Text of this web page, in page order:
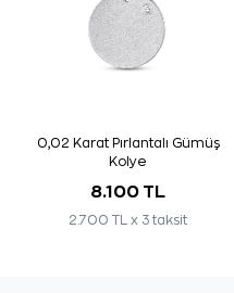
0,02 Karat Pırlantalı Gümüş
Kolye
8.100 TL
2.700 TL x 3 taksit